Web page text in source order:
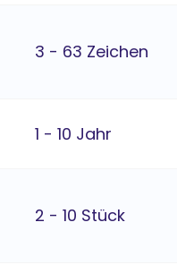
3 - 63 Zeichen
1 - 10 Jahr
2 - 10 Stück